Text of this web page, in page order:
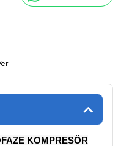
KOMPRESÖR